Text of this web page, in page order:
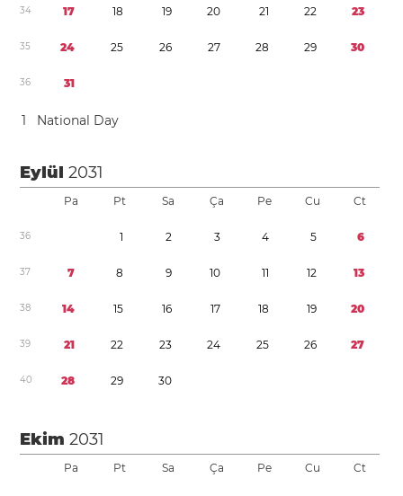
34 17 18 19 20 21 22 23
35 24 25 26 27 28 29 30
36 31
1 National Day
Eylül2031
Pa Pt Sa Ça Pe Cu Ct
36 1 2 3 4 5 6
37 7 8 9 10 11 12 13
38 14 15 16 17 18 19 20
39 21 22 23 24 25 26 27
40 28 29 30
Ekim2031
Pa Pt Sa Ça Pe Cu Ct